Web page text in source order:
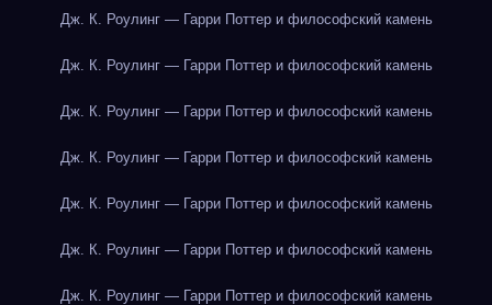
Дж. К. Роулинг — Гарри Поттер и философский камень
Дж. К. Роулинг — Гарри Поттер и философский камень
Дж. К. Роулинг — Гарри Поттер и философский камень
Дж. К. Роулинг — Гарри Поттер и философский камень
Дж. К. Роулинг — Гарри Поттер и философский камень
Дж. К. Роулинг — Гарри Поттер и философский камень
Дж. К. Роулинг — Гарри Поттер и философский камень